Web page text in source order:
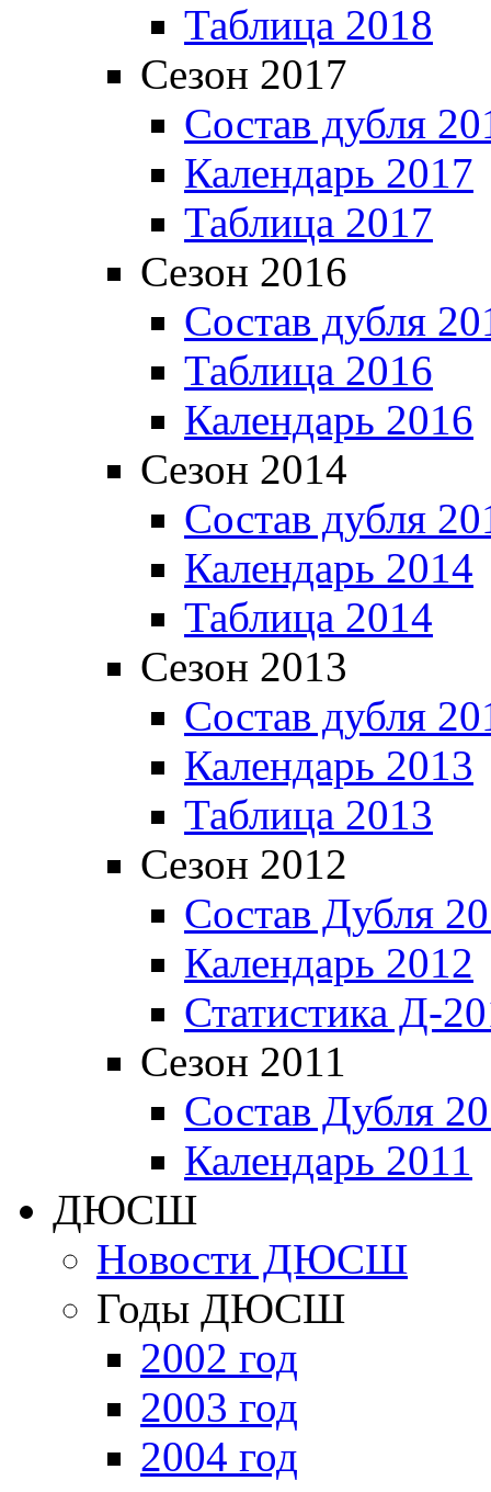
Таблица 2018
Сезон 2017
Состав дубля
Календарь 2017
Таблица 2017
Сезон 2016
Состав дубля
Таблица 2016
Календарь 2016
Сезон 2014
Состав дубля
Календарь 2014
Таблица 2014
Сезон 2013
Состав дубля
Календарь 2013
Таблица 2013
Сезон 2012
Состав Дубля
Календарь 2012
Статистика Д-
Сезон 2011
Состав Дубля
Календарь 2011
ДЮСШ
Новости ДЮСШ
Годы ДЮСШ
2002 год
2003 год
2004 год